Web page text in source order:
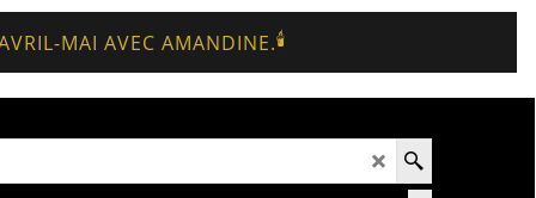
MAI AVEC AMANDINE.🕯️